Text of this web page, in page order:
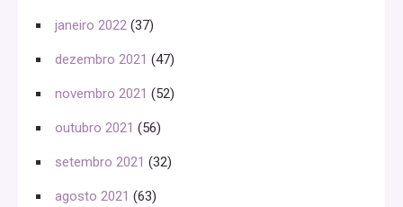
janeiro 2022 (37)
dezembro 2021 (47)
novembro 2021 (52)
outubro 2021 (56)
setembro 2021 (32)
agosto 2021 (63)